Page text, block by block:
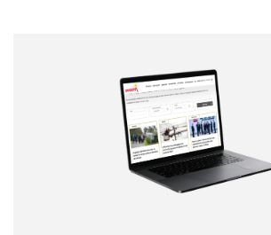
Correo electrónico
Tipo de comentario